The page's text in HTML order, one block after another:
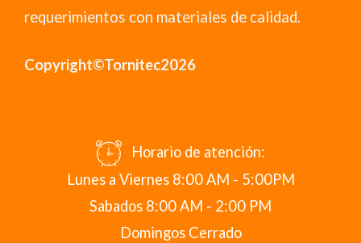
requerimientos con materiales de calidad.
Copyright©Tornitec2026
Horario de atención:
Lunes a Viernes 8:00 AM - 5:00PM
Sabados 8:00 AM - 2:00 PM
Domingos Cerrado